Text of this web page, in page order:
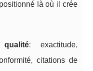
là où il crée
: exactitude,
citations de